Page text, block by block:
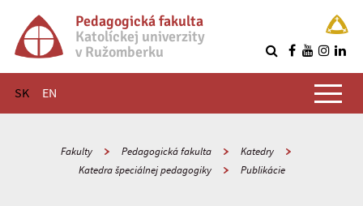
Pedagogická fakulta
Katolíckej univerzity
v Ružomberku
SK EN
Hlavné menu
Fakulty Pedagogická fakulta
Katedry
Katedra špeciálnej pedagogiky
Publikácie